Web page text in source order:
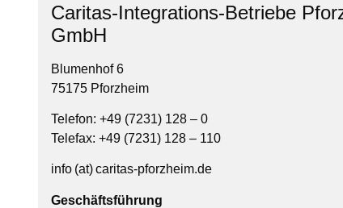
Caritas-Integrations-Betriebe
GmbH
Blumenhof 6
75175 Pforzheim
Telefon: +49 (7231) 128 – 0
Telefax: +49 (7231) 128 – 110
info (at) caritas-pforzheim.de
Geschäftsführung